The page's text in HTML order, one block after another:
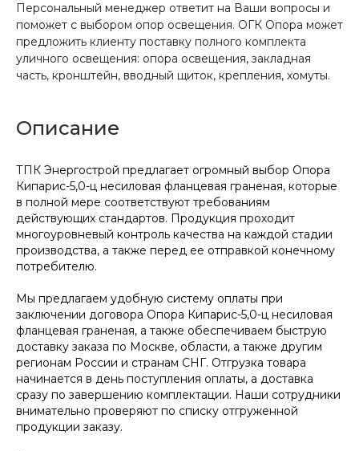
Персональный менеджер ответит на Ваши вопросы и
поможет с выбором опор освещения. ОГК Опора может
предложить клиенту поставку полного комплекта
уличного освещения: опора освещения, закладная
часть, кронштейн, вводный щиток, крепления, хомуты.
Описание
ТПК Энергострой предлагает огромный выбор Опора
Кипарис-5,0-ц несиловая фланцевая граненая, которые
в полной мере соответствуют требованиям
действующих стандартов. Продукция проходит
многоуровневый контроль качества на каждой стадии
производства, а также перед ее отправкой конечному
потребителю.
Мы предлагаем удобную систему оплаты при
заключении договора Опора Кипарис-5,0-ц несиловая
фланцевая граненая, а также обеспечиваем быструю
доставку заказа по Москве, области, а также другим
регионам России и странам СНГ. Отгрузка товара
начинается в день поступления оплаты, а доставка
сразу по завершению комплектации. Наши сотрудники
внимательно проверяют по списку отгруженной
продукции заказу.